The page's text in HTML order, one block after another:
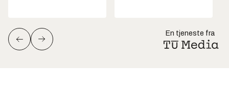
En tjeneste fra